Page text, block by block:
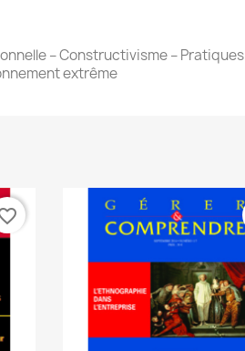
– Constructivisme – Pratiques
extrême